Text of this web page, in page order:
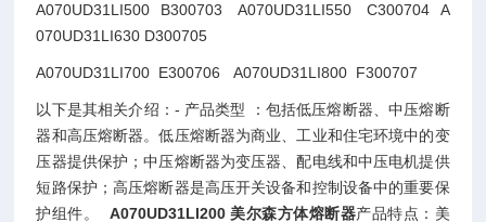
A070UD31LI500 B300703 A070UD31LI550 C300704 A
070UD31LI630 D300705
A070UD31LI700 E300706 A070UD31LI800 F300707
以下是其相关介绍：- 产品类型 ：包括低压熔断器、中压熔断
器和高压熔断器。低压熔断器为商业、工业和住宅环境中的变
压器提供保护；中压熔断器为变压器、配电线和中压电机提供
短路保护；高压熔断器是高压开关设备和控制设备中的重要保
护组件。
A070UD31LI200 美尔森方体熔断器产品特点：美